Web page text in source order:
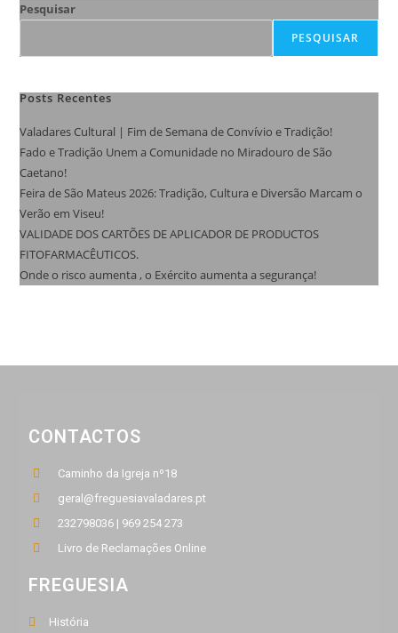
Pesquisar
PESQUISAR
Posts Recentes
Valadares Cultural | Fim de Semana de Convívio e Tradição!
Fado e Tradição Unem a Comunidade no Miradouro de São
Caetano!
Feira de São Mateus 2026: Tradição, Cultura e Diversão Marcam o
Verão em Viseu!
VALIDADE DOS CARTÕES DE APLICADOR DE PRODUCTOS
FITOFARMACÊUTICOS.
Onde o risco aumenta , o Exército aumenta a segurança!
CONTACTOS
Caminho da Igreja nº18
geral@freguesiavaladares.pt
232798036 | 969 254 273
Livro de Reclamações Online
FREGUESIA
História